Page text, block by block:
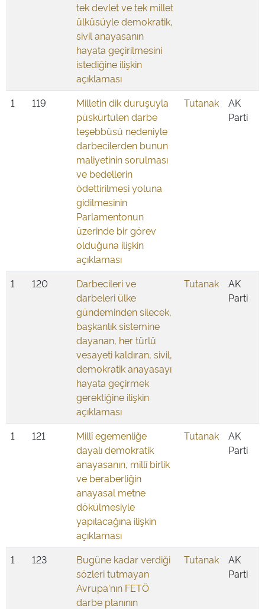
tek devlet ve tek millet
ülküsüyle demokratik,
sivil anayasanın
hayata geçirilmesini
istediğine ilişkin
açıklaması
1 119
Milletin dik duruşuyla
püskürtülen darbe
teşebbüsü nedeniyle
darbecilerden bunun
maliyetinin sorulması
ve bedellerin
ödettirilmesi yoluna
gidilmesinin
Parlamentonun
üzerinde bir görev
olduğuna ilişkin
açıklaması
Tutanak
AK
Parti
1 120
Darbecileri ve
darbeleri ülke
gündeminden silecek,
başkanlık sistemine
dayanan, her türlü
vesayeti kaldıran, sivil,
demokratik anayasayı
hayata geçirmek
gerektiğine ilişkin
açıklaması
Tutanak
AK
Parti
1 121
Millî egemenliğe
dayalı demokratik
anayasanın, millî birlik
ve beraberliğin
anayasal metne
dökülmesiyle
yapılacağına ilişkin
açıklaması
Tutanak
AK
Parti
1 123
Bugüne kadar verdiği
sözleri tutmayan
Avrupa'nın FETÖ
darbe planının
Tutanak
AK
Parti